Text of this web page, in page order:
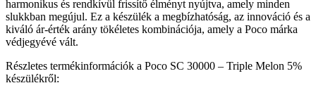
harmonikus és rendkívül frissítő élményt nyújtva, amely minden
slukkban megújul. Ez a készülék a megbízhatóság, az innováció és a
kiváló ár-érték arány tökéletes kombinációja, amely a Poco márka
védjegyévé vált.
Részletes termékinformációk a Poco SC 30000 – Triple Melon 5%
készülékről: